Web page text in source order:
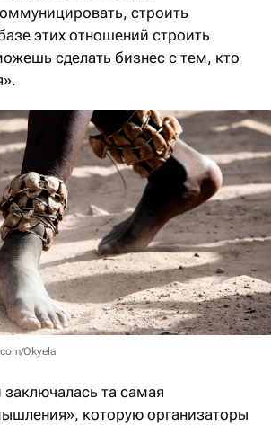
строить
этих отношений строить
сделать бизнес с тем, кто
Okyela
та самая
которую организаторы